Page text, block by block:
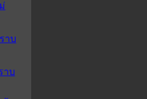
าบ
าบ